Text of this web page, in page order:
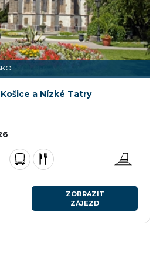
a Nízké Tatry
ZOBRAZIT
ZÁJEZD